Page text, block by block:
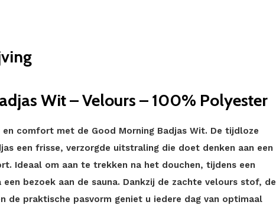
Wit – Velours – 100% Polyester
en comfort met de Good Morning Badjas Wit. De tijdloze
een frisse, verzorgde uitstraling die doet denken aan een
Ideaal om aan te trekken na het douchen, tijdens een
bezoek aan de sauna. Dankzij de zachte velours stof, de
de praktische pasvorm geniet u iedere dag van optimaal